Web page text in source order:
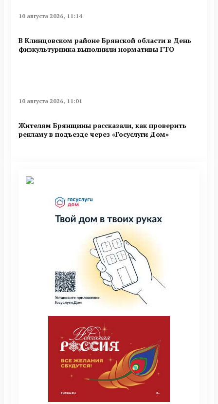
10 августа 2026, 11:14
В Клинцовском районе Брянской области в День
физкультурника выполнили нормативы ГТО
10 августа 2026, 11:01
Жителям Брянщины рассказали, как проверить
рекламу в подъезде через «Госуслуги Дом»